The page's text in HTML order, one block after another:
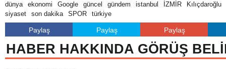
dünya
ekonomi Google güncel gündem istanbul İZMİR
Kılıçdaroğlu
siyaset
son dakika SPOR türkiye
Paylaş Paylaş Paylaş
HABER HAKKINDA GÖRÜŞ